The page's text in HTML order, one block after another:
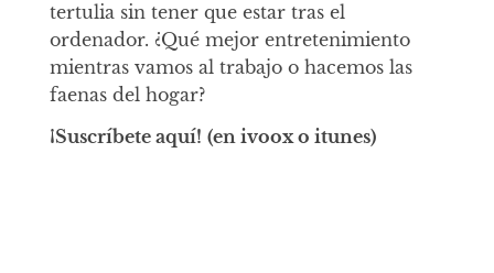
tertulia sin tener que estar tras el
ordenador. ¿Qué mejor entretenimiento
mientras vamos al trabajo o hacemos las
faenas del hogar?
¡Suscríbete aquí! (en ivoox o itunes)